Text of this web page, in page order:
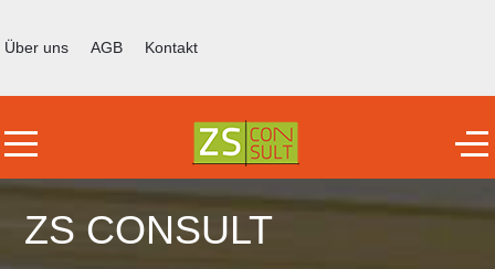
Über uns AGB Kontakt
Mobile Menu Toggle
ZS CONSULT